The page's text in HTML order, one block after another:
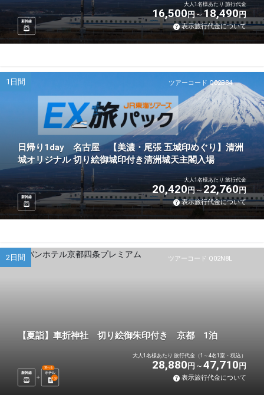
新幹線
大人1名様あたり 旅行代金
16,500円 18,490円
表示旅行代金について
ツアーコード Q02B34
1日間
日帰り1day 名古屋 【美濃・尾張 五城印めぐり】清洲
城オリジナル 切り絵御城印付き清洲城天主閣入場
新幹線
大人1名様あたり 旅行代金
20,420円 22,760円
表示旅行代金について
ツアーコード Q02N8L
2日間
【夏詣】車折神社 切り絵御朱印付き 京都 1泊
新幹線 ホテル
選べる
1 泊
大人1名様あたり 旅行代金（1～4名1室・税込）
28,880 円 47,710 円
表示旅行代金について